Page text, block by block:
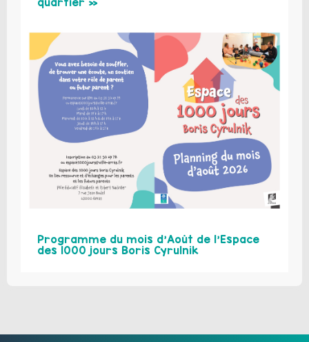
Programme du mois d’Août de l’Espace
des 1000 jours Boris Cyrulnik